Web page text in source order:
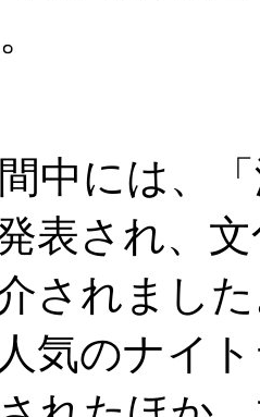
中には、
表され、
されまし
気のナイ